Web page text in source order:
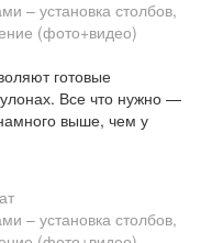
готовые
Все что нужно —
выше, чем у